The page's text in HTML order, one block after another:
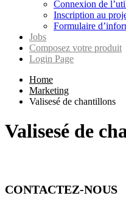
Connexion de
Inscription au
Formulaire
Jobs
Composez votre produit
Login Page
Home
Marketing
Valisesé de chantillons
Valisesé de
CONTACTEZ-NOUS